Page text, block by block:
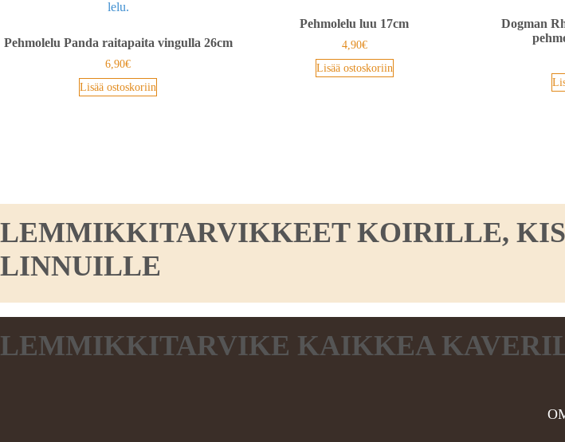
Pehmolelu Panda raitapaita vingulla 26cm
6,90€
Lisää ostoskoriin
Pehmolelu luu 17cm
4,90€
Lisää ostoskoriin
Dogman
LEMMIKKITARVIKKEET KOIRILLE,
LINNUILLE
LEMMIKKITARVIKE KAIKKEA